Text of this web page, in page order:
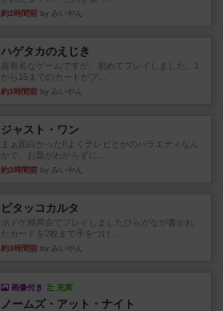
約2時間前 by みいやん
ハゲタカのえじき
超有名なゲームですが、初めてプレイしました。1
から15までのカードがプ...
約3時間前 by みいやん
ジャスト・ワン
まぁ面白かった‼️よくテレビとかのバラエティなん
かで、お題がわからずに...
約3時間前 by みいやん
ピタッコカルタ
ボドゲ相席会でプレイしましたひらがなが書かれ
たカードを2枚まで手をつけ...
約3時間前 by みいやん
画像付き 充実
ノームズ・アット・ナイト